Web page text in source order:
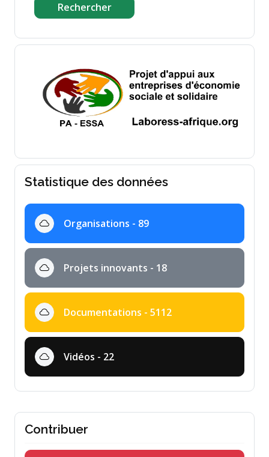
Rechercher
Statistique des données
Organisations - 89
Projets innovants - 18
Documentations - 5112
Vidéos - 22
Contribuer